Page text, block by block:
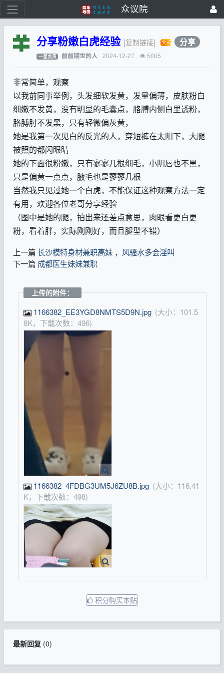
众议院
分享粉嫩白虎经验 [复制链接] 分享
一星会员 前前期世的人 2024-12-27 5005
非常简单，观察
以我前同事举例，头发细软发黄，发量偏薄，皮肤粉白
细嫩不发黄，没有明显的毛囊点，胳膊内侧白里透粉，
胳膊肘不发黑，只有轻微偏灰黄，
她是我第一次见白的反光的人，穿短裤在太阳下，大腿
被照的都闪眼睛
她的下面很粉嫩，只有寥寥几根细毛，小阴唇也不黑，
只是偏黄一点点，腋毛也是寥寥几根
当然我只见过她一个白虎，不能保证这种观察方法一定
有用，欢迎各位老哥分享经验
（图中是她的腿，拍出来还差点意思，肉眼看更白更
粉，看着胖，实际刚刚好，而且腿型不错）
上一篇 长沙模特身材兼职高妹 ，风骚水多会淫叫
下一篇 成都医生妹妹兼职
上传的附件：
1166382_EE3YGD8NMTS5D9N.jpg (大小：101.5
8K，下载次数：496)
1166382_4FDBG3UM5J6ZU8B.jpg (大小：116.41
K，下载次数：498)
积分购买本贴
最新回复(0)